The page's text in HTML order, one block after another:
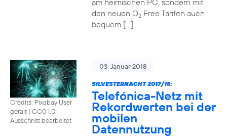
am heimischen PC, sondern mit
den neuen O2Free Tarifen auch
bequem […]
Credits: Pixabay User
geralt | CC0 1.0,
Ausschnitt bearbeitet
03. Januar 2018
SILVESTERNACHT 2017/18:
Telefónica-Netz mit
Rekordwerten bei der
mobilen
Datennutzung